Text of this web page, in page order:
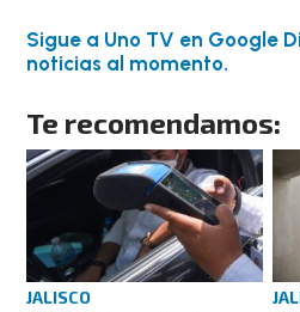
Sigue a Uno TV en Google
noticias al momento.
Te recomendamos:
JALISCO